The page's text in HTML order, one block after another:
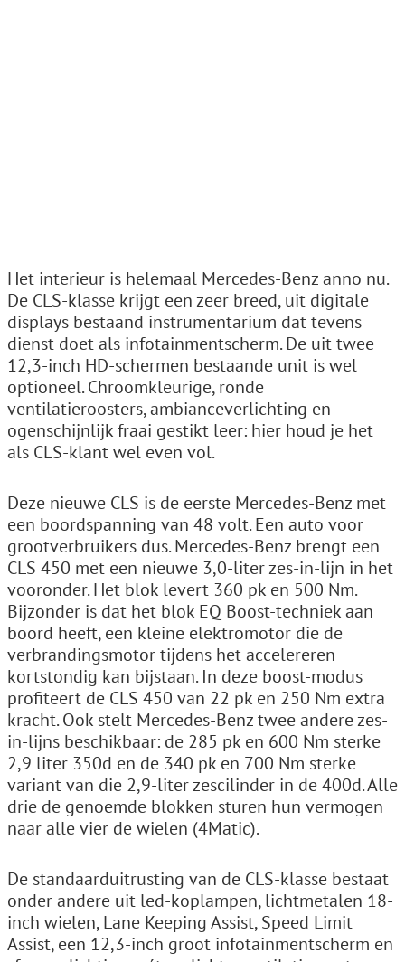
Het interieur is helemaal Mercedes-Benz anno nu.
De CLS-klasse krijgt een zeer breed, uit digitale
displays bestaand instrumentarium dat tevens
dienst doet als infotainmentscherm. De uit twee
12,3-inch HD-schermen bestaande unit is wel
optioneel. Chroomkleurige, ronde
ventilatieroosters, ambianceverlichting en
ogenschijnlijk fraai gestikt leer: hier houd je het
als CLS-klant wel even vol.
Deze nieuwe CLS is de eerste Mercedes-Benz met
een boordspanning van 48 volt. Een auto voor
grootverbruikers dus. Mercedes-Benz brengt een
CLS 450 met een nieuwe 3,0-liter zes-in-lijn in het
vooronder. Het blok levert 360 pk en 500 Nm.
Bijzonder is dat het blok EQ Boost-techniek aan
boord heeft, een kleine elektromotor die de
verbrandingsmotor tijdens het accelereren
kortstondig kan bijstaan. In deze boost-modus
profiteert de CLS 450 van 22 pk en 250 Nm extra
kracht. Ook stelt Mercedes-Benz twee andere zes-
in-lijns beschikbaar: de 285 pk en 600 Nm sterke
2,9 liter 350d en de 340 pk en 700 Nm sterke
variant van die 2,9-liter zescilinder in de 400d. Alle
drie de genoemde blokken sturen hun vermogen
naar alle vier de wielen (4Matic).
De standaarduitrusting van de CLS-klasse bestaat
onder andere uit led-koplampen, lichtmetalen 18-
inch wielen, Lane Keeping Assist, Speed Limit
Assist, een 12,3-inch groot infotainmentscherm en